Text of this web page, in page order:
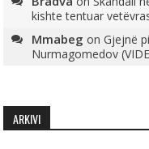
kishte tentuar
Mmabeg onGjejnë
Nurmagomedov
ARKIVI